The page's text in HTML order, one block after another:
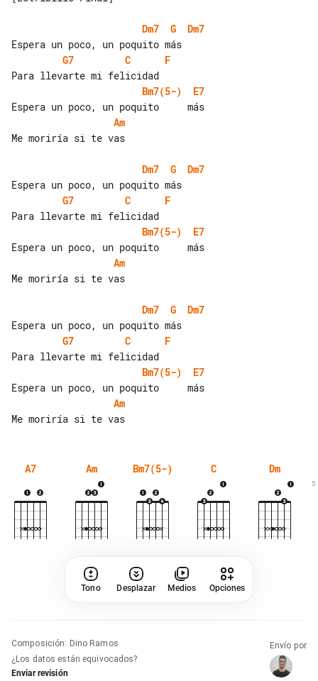
Dm7 G
Dm7
G7
C
F
Bm7(5-)
E7
Am
Me moriría si te vas
Dm7 G
Dm7
G7
C
F
Bm7(5-)
E7
Am
Me moriría si te vas
Dm7 G
Dm7
G7
C
F
Bm7(5-)
E7
Am
A7 Am Bm7(5-) C Dm
5
Tono Desplazar Medios Opciones
Composición: Dino Ramos
¿Los datos están equivocados?
Enviar revisión
Envío por